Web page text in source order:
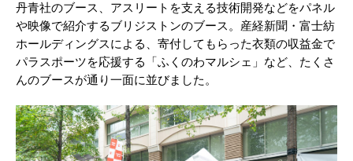
丹青社のブース、アスリートを支える技術開発などをパネル
や映像で紹介するブリジストンのブース。産経新聞・富士紡
ホールディングスによる、寄付してもらった衣類の収益金で
パラスポーツを応援する「ふくのわマルシェ」など、たくさ
んのブースが通り一面に並びました。